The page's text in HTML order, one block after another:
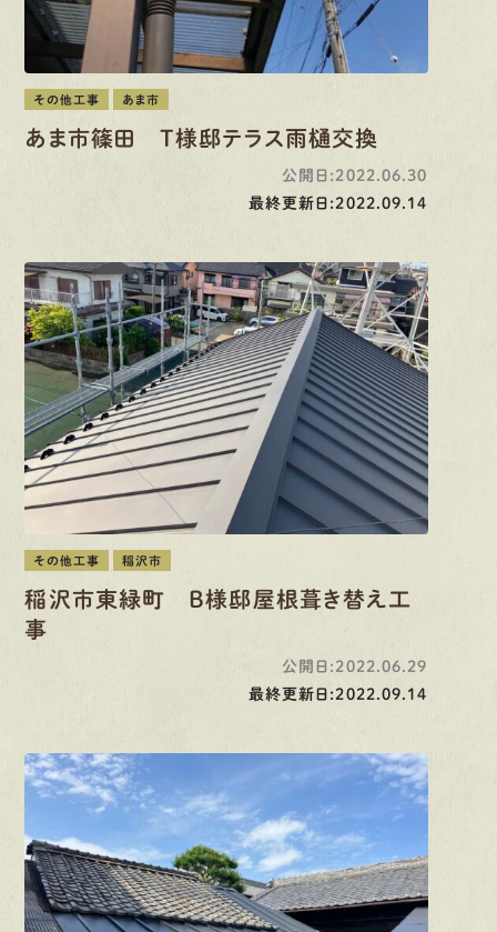
その他工事 あま市
あま市篠田 T様邸テラス雨樋交換
公開日:2022.06.30
最終更新日:2022.09.14
その他工事 稲沢市
稲沢市東緑町 B様邸屋根葺き替え工
事
公開日:2022.06.29
最終更新日:2022.09.14